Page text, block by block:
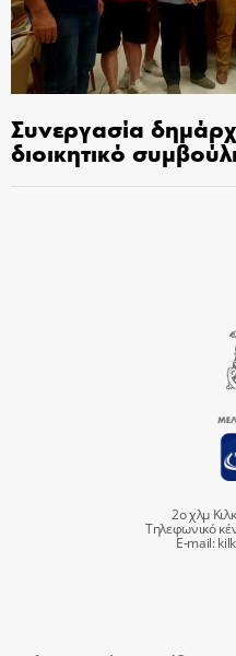
Συνεργασία
διοικητικό
2ο χλμ
Τηλεφωνικό
E-mail: